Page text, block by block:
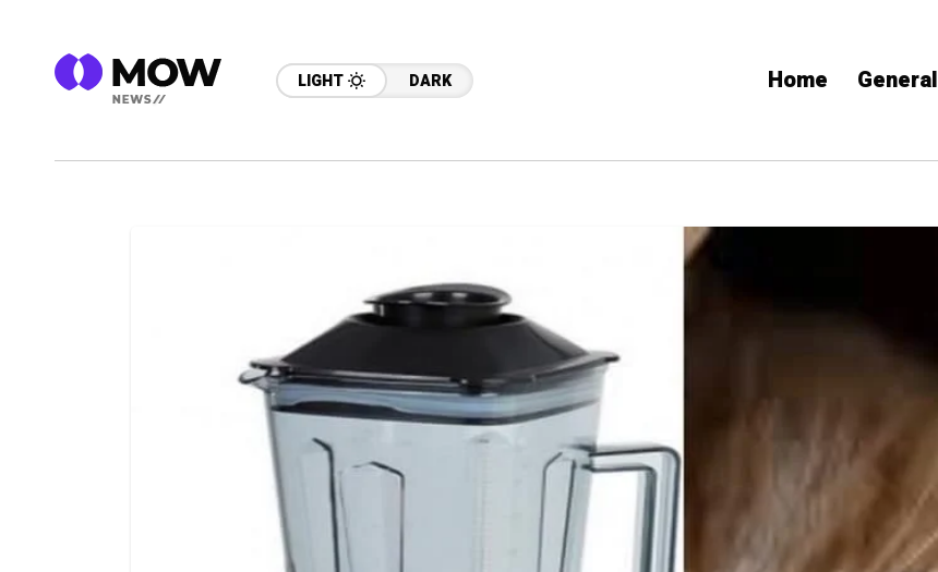
LIGHT DARK Home General